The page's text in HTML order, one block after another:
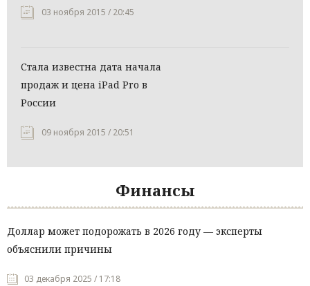
03 ноября 2015 / 20:45
Стала известна дата начала
продаж и цена iPad Pro в
России
09 ноября 2015 / 20:51
Финансы
Доллар может подорожать в 2026 году — эксперты
объяснили причины
03 декабря 2025 / 17:18